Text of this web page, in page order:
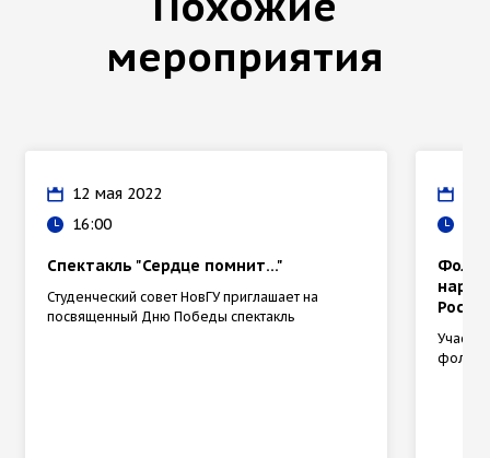
мероприятия
12 мая 2022
16:00
Спектакль "Сердце помнит…"
Студенческий совет НовГУ приглашает на
посвященный Дню Победы спектакль